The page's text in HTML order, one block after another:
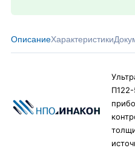
ОписаниеХарактеристики